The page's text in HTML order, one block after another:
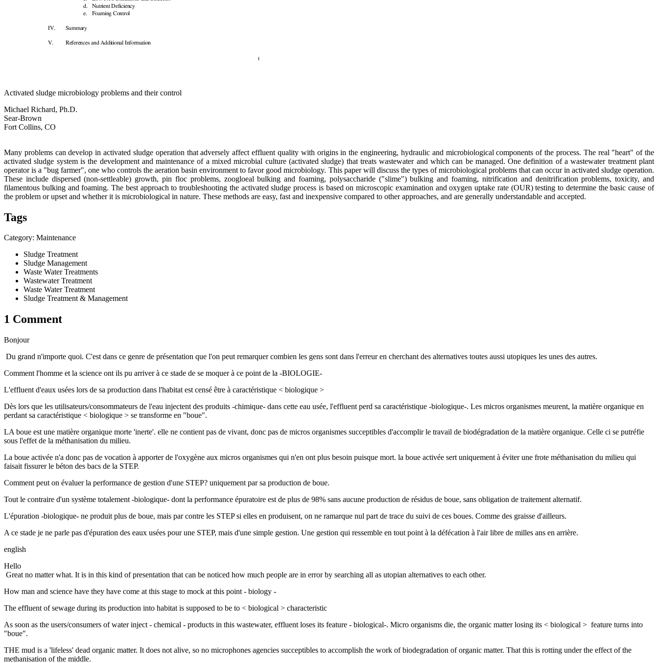
Activated sludge microbiology problems and their control
Michael Richard, Ph.D.
Sear-Brown
Fort Collins, CO
Many problems can develop in activated sludge operation that adversely affect effluent quality with origins in the engineering, hydraulic and microbiological components of the process. The real "heart" of the
activated sludge system is the development and maintenance of a mixed microbial culture (activated sludge) that treats wastewater and which can be managed. One definition of a wastewater treatment plant
operator is a "bug farmer", one who controls the aeration basin environment to favor good microbiology. This paper will discuss the types of microbiological problems that can occur in activated sludge operation.
These include dispersed (non-settleable) growth, pin floc problems, zoogloeal bulking and foaming, polysaccharide ("slime") bulking and foaming, nitrification and denitrification problems, toxicity, and
filamentous bulking and foaming. The best approach to troubleshooting the activated sludge process is based on microscopic examination and oxygen uptake rate (OUR) testing to determine the basic cause of
the problem or upset and whether it is microbiological in nature. These methods are easy, fast and inexpensive compared to other approaches, and are generally understandable and accepted.
Tags
Category: Maintenance
Sludge Treatment
Sludge Management
Waste Water Treatments
Wastewater Treatment
Waste Water Treatment
Sludge Treatment & Management
1 Comment
Bonjour
Du grand n'importe quoi. C'est dans ce genre de présentation que l'on peut remarquer combien les gens sont dans l'erreur en cherchant des alternatives toutes aussi utopiques les unes des autres.
Comment l'homme et la science ont ils pu arriver à ce stade de se moquer à ce point de la -BIOLOGIE-
L'effluent d'eaux usées lors de sa production dans l'habitat est censé être à caractéristique < biologique >
Dès lors que les utilisateurs/consommateurs de l'eau injectent des produits -chimique- dans cette eau usée, l'effluent perd sa caractéristique -biologique-. Les micros organismes meurent, la matière organique en
perdant sa caractéristique < biologique > se transforme en "boue".
LA boue est une matière organique morte 'inerte'. elle ne contient pas de vivant, donc pas de micros organismes succeptibles d'accomplir le travail de biodégradation de la matière organique. Celle ci se putréfie
sous l'effet de la méthanisation du milieu.
La boue activée n'a donc pas de vocation à apporter de l'oxygène aux micros organismes qui n'en ont plus besoin puisque mort. la boue activée sert uniquement à éviter une frote méthanisation du milieu qui
faisait fissurer le béton des bacs de la STEP.
Comment peut on évaluer la performance de gestion d'une STEP? uniquement par sa production de boue.
Tout le contraire d'un système totalement -biologique- dont la performance épuratoire est de plus de 98% sans aucune production de résidus de boue, sans obligation de traitement alternatif.
L'épuration -biologique- ne produit plus de boue, mais par contre les STEP si elles en produisent, on ne ramarque nul part de trace du suivi de ces boues. Comme des graisse d'ailleurs.
A ce stade je ne parle pas d'épuration des eaux usées pour une STEP, mais d'une simple gestion. Une gestion qui ressemble en tout point à la défécation à l'air libre de milles ans en arrière.
english
Hello
Great no matter what. It is in this kind of presentation that can be noticed how much people are in error by searching all as utopian alternatives to each other.
How man and science have they have come at this stage to mock at this point - biology -
The effluent of sewage during its production into habitat is supposed to be to < biological > characteristic
As soon as the users/consumers of water inject - chemical - products in this wastewater, effluent loses its feature - biological-. Micro organisms die, the organic matter losing its < biological > feature turns into
"boue".
THE mud is a 'lifeless' dead organic matter. It does not alive, so no microphones agencies succeptibles to accomplish the work of biodegradation of organic matter. That this is rotting under the effect of the
methanisation of the middle.